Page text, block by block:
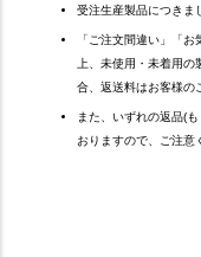
受注生産製品につきま
「ご注文間違い」「
上、未使用・未着用
合、返送料はお客様の
また、いずれの返品(
おりますので、ご注意